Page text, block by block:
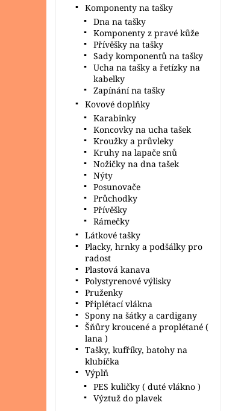
Komponenty na tašky
Dna na tašky
Komponenty z pravé kůže
Přívěšky na tašky
Sady komponentů na tašky
Ucha na tašky a řetízky na
kabelky
Zapínání na tašky
Kovové doplňky
Karabinky
Koncovky na ucha tašek
Kroužky a průvleky
Kruhy na lapače snů
Nožičky na dna tašek
Nýty
Posunovače
Průchodky
Přívěšky
Rámečky
Látkové tašky
Placky, hrnky a podšálky pro
radost
Plastová kanava
Polystyrenové výlisky
Pruženky
Připlétací vlákna
Spony na šátky a cardigany
Šňůry kroucené a proplétané (
lana )
Tašky, kufříky, batohy na
klubíčka
Výplň
PES kuličky ( duté vlákno )
Výztuž do plavek